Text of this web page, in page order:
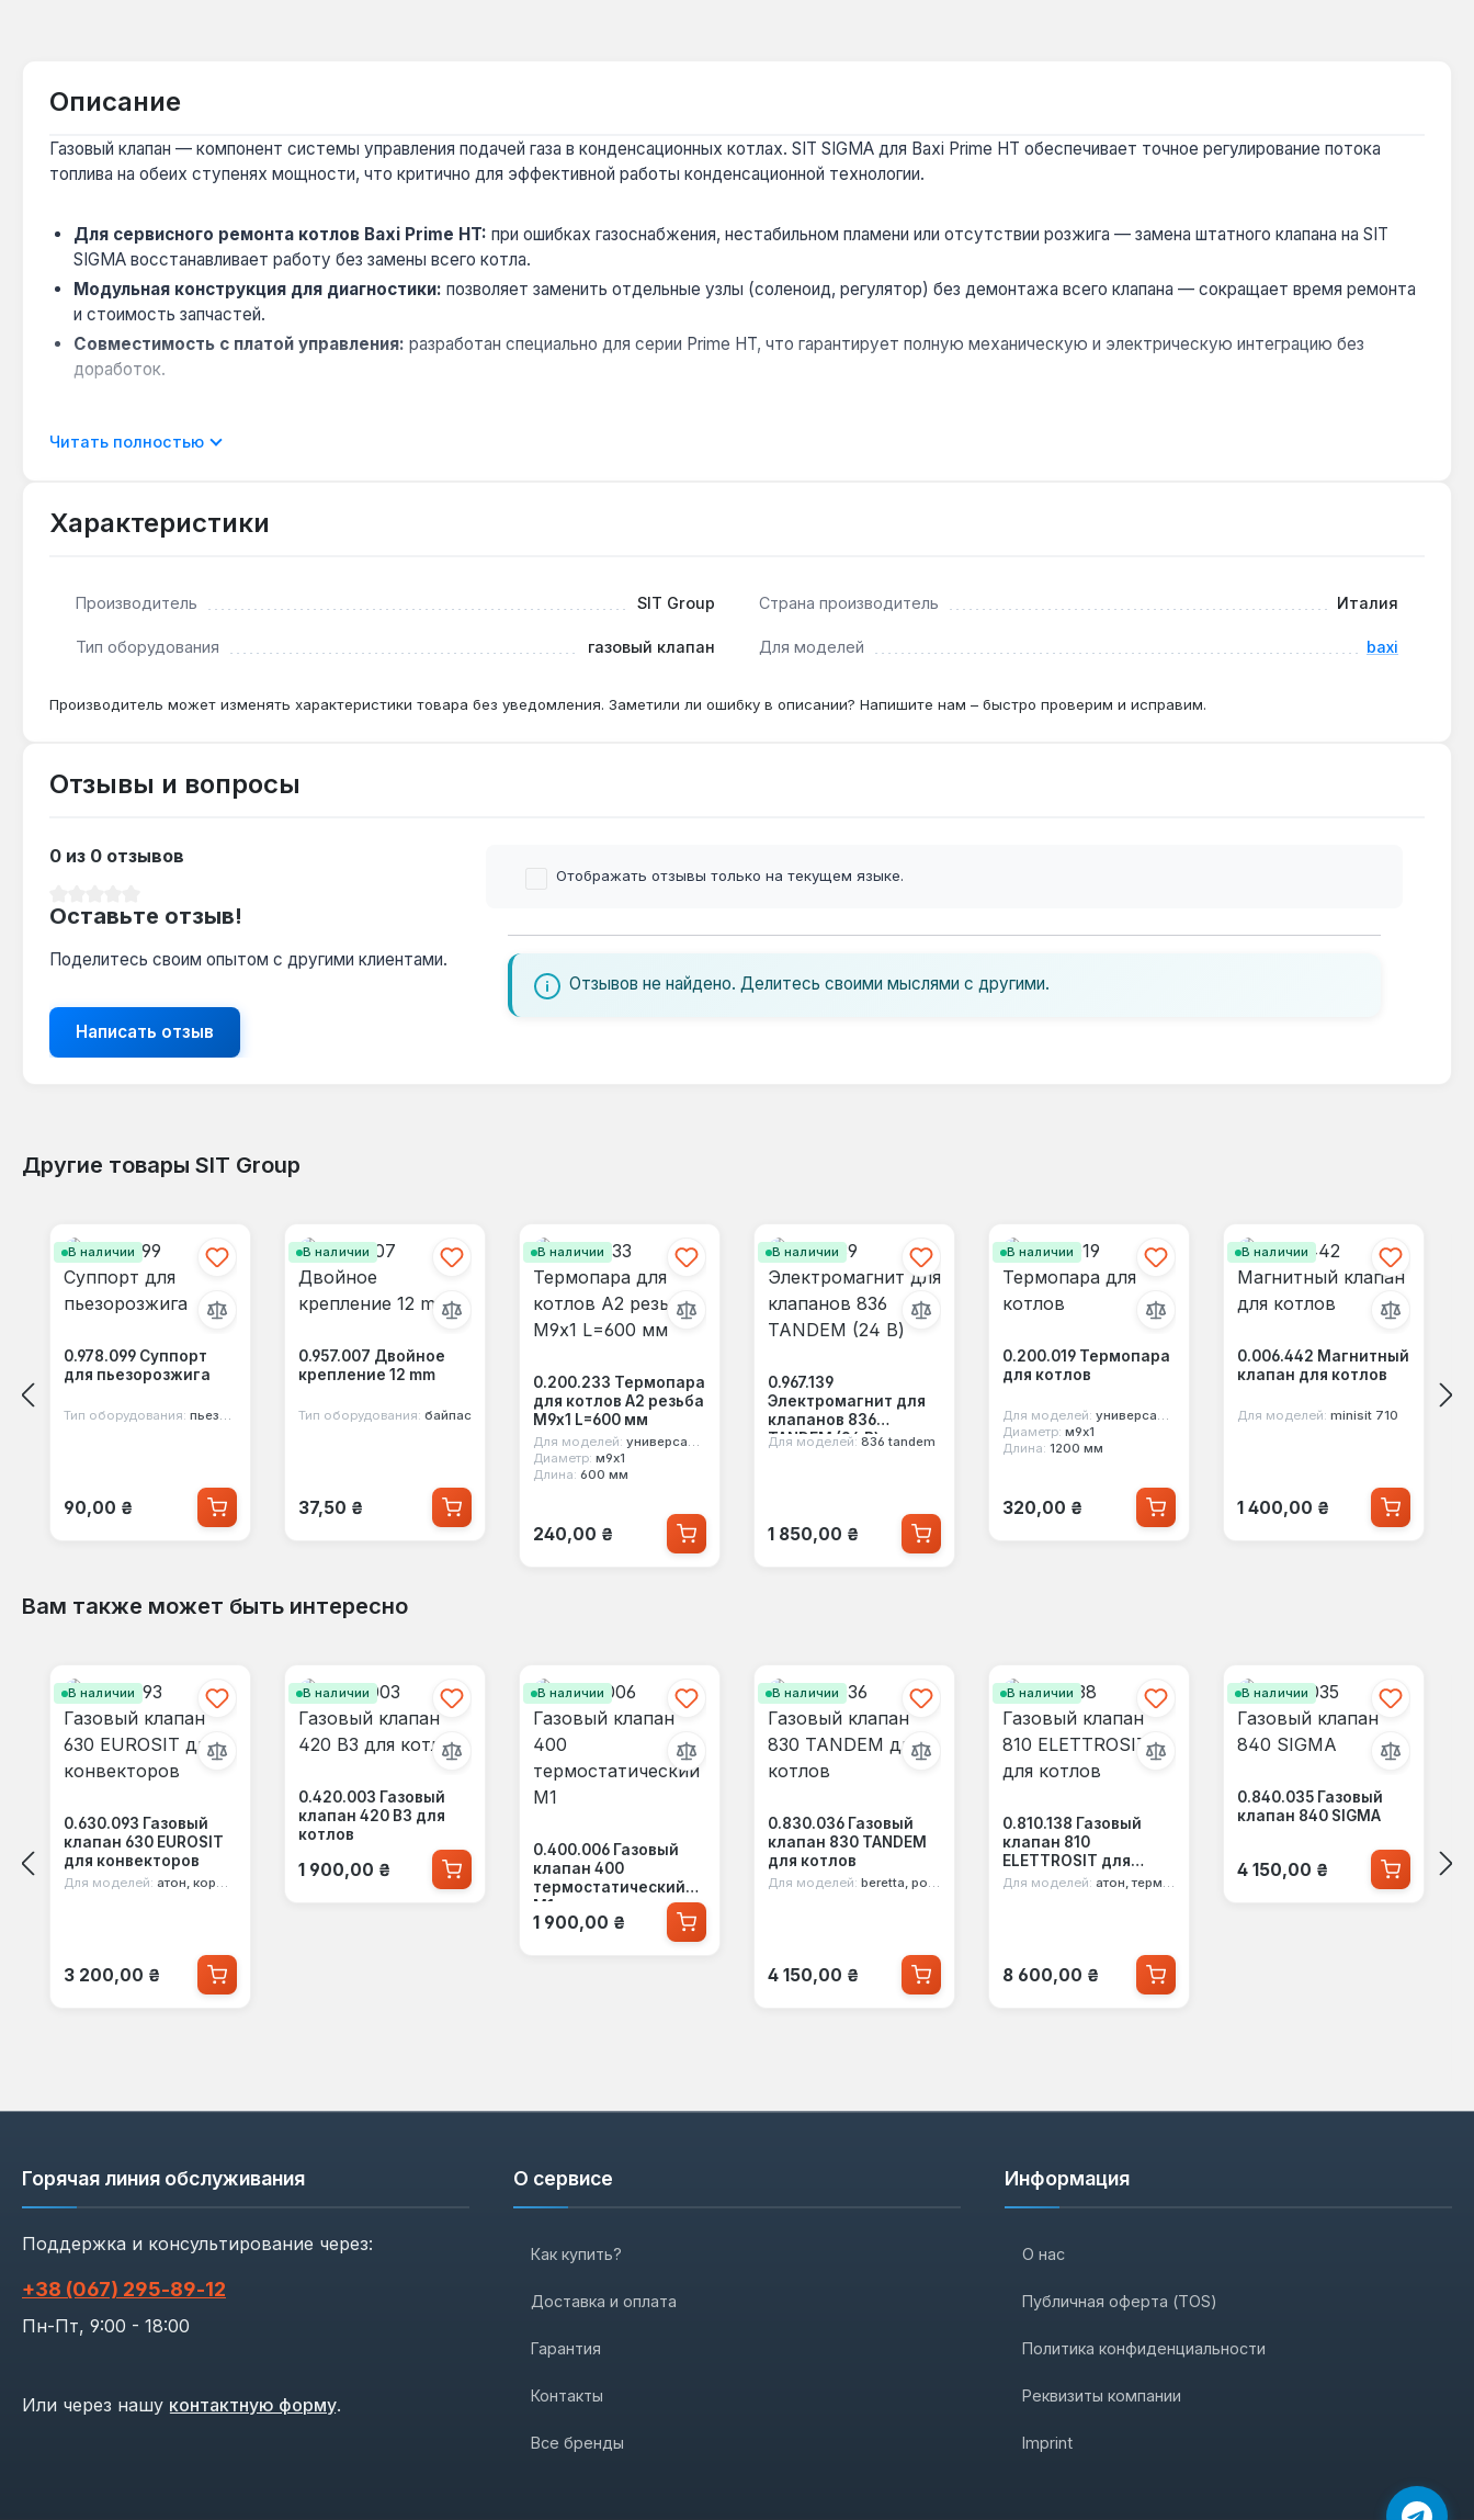
Описание
Газовый клапан — компонент системы управления подачей газа в конденсационных котлах. SIT SIGMA для Baxi Prime HT обеспечивает точное регулирование потока
топлива на обеих ступенях мощности, что критично для эффективной работы конденсационной технологии.
Для сервисного ремонта котлов Baxi Prime HT: при ошибках газоснабжения, нестабильном пламени или отсутствии розжига — замена штатного клапана на SIT
SIGMA восстанавливает работу без замены всего котла.
Модульная конструкция для диагностики: позволяет заменить отдельные узлы (соленоид, регулятор) без демонтажа всего клапана — сокращает время ремонта
и стоимость запчастей.
Совместимость с платой управления: разработан специально для серии Prime HT, что гарантирует полную механическую и электрическую интеграцию без
доработок.
Нет — клапан SIT SIGMA разработан исключительно для серии Prime HT, для других моделей Baxi требуется проверка совместимости по каталогу запчастей.
Как часто нужно обслуживать газовый клапан?
При нормальных условиях (газ без примесей, стабильное давление 20 мбар) замена требуется только при выходе из строя — средний ресурс 8-10 лет
эксплуатации.
Читать полностью
Характеристики
Производитель SIT Group Страна производитель Италия
Тип оборудования газовый клапан Для моделей baxi
Производитель может изменять характеристики товара без уведомления. Заметили ли ошибку в описании? Напишите нам – быстро проверим и исправим.
Отзывы и вопросы
0 из 0 отзывов
Оставьте отзыв!
Поделитесь своим опытом с другими клиентами.
Написать отзыв
Отображать отзывы только на текущем языке.
Отзывов не найдено. Делитесь своими мыслями с другими.
Другие товары SIT Group
В наличии
0.978.099 Суппорт
для пьезорозжига
Тип оборудования: пьезорозжиг
Обычная цена:
90,00 ₴
В наличии
0.957.007 Двойное
крепление 12 mm
Тип оборудования: байпас
Обычная цена:
37,50 ₴
В наличии
0.200.233 Термопара
для котлов A2 резьба
М9х1 L=600 мм
Для моделей: универсальная
Диаметр: м9х1
Длина: 600 мм
Обычная цена:
240,00 ₴
В наличии
0.967.139
Электромагнит для
клапанов 836
TANDEM (24 В)
Для моделей: 836 tandem
Обычная цена:
1 850,00 ₴
В наличии
0.200.019 Термопара
для котлов
Для моделей: универсальная
Диаметр: м9х1
Длина: 1200 мм
Обычная цена:
320,00 ₴
В наличии
0.006.442 Магнитный
клапан для котлов
Для моделей: minisit 710
Обычная цена:
1 400,00 ₴
Вам также может быть интересно
В наличии
0.630.093 Газовый
клапан 630 EUROSIT
для конвекторов
Для моделей: атон, корди, росс, житомир, конвектор, модуль
Обычная цена:
3 200,00 ₴
В наличии
0.420.003 Газовый
клапан 420 B3 для
котлов
Обычная цена:
1 900,00 ₴
В наличии
0.400.006 Газовый
клапан 400
термостатический
М1
Обычная цена:
1 900,00 ₴
В наличии
0.830.036 Газовый
клапан 830 TANDEM
для котлов
Для моделей: beretta, росс, protherm
Обычная цена:
4 150,00 ₴
В наличии
0.810.138 Газовый
клапан 810
ELETTROSIT для
котлов
Для моделей: атон, термобар, колви, росс
Обычная цена:
8 600,00 ₴
В наличии
0.840.035 Газовый
клапан 840 SIGMA
Обычная цена:
4 150,00 ₴
Горячая линия обслуживания
Поддержка и консультирование через:
+38 (067) 295‑89‑12
Пн-Пт, 9:00 - 18:00
Или через нашу контактную форму.
О сервисе
Как купить?
Доставка и оплата
Гарантия
Контакты
Все бренды
Информация
О нас
Публичная оферта (TOS)
Политика конфиденциальности
Реквизиты компании
Imprint